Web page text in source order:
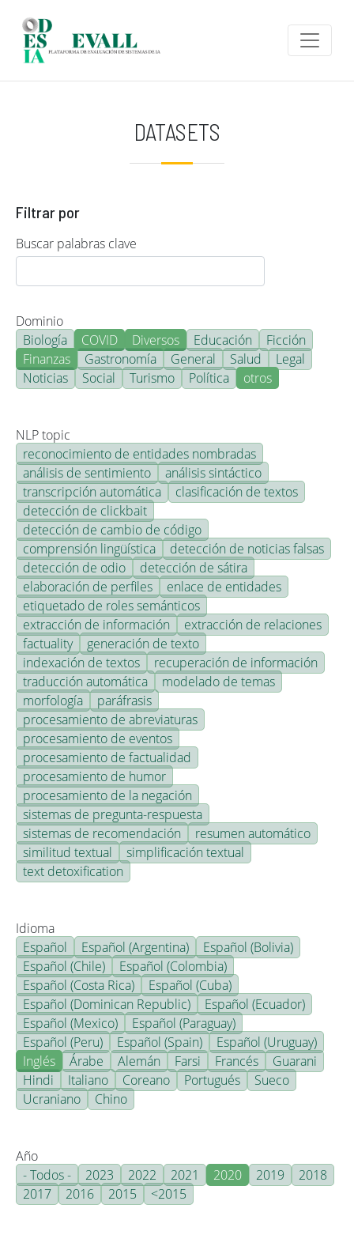
DATASETS
Filtrar por
Buscar palabras clave
Dominio
Biología
COVID Diversos Educación
Ficción
Finanzas
Gastronomía General Salud
Legal
Noticias
Social Turismo Política otros
NLP topic
reconocimiento de entidades nombradas
análisis de sentimiento
análisis sintáctico
transcripción automática
clasificación de textos
detección de clickbait
detección de cambio de código
comprensión lingüística
detección de noticias falsas
detección de odio
detección de sátira
elaboración de perfiles
enlace de entidades
etiquetado de roles semánticos
extracción de información
extracción de relaciones
factuality
generación de texto
indexación de textos
recuperación de información
traducción automática
modelado de temas
morfología
paráfrasis
procesamiento de abreviaturas
procesamiento de eventos
procesamiento de factualidad
procesamiento de humor
procesamiento de la negación
sistemas de pregunta-respuesta
sistemas de recomendación
resumen automático
similitud textual
simplificación textual
text detoxification
Idioma
Español
Español (Argentina)
Español (Bolivia)
Español (Chile)
Español (Colombia)
Español (Costa Rica)
Español (Cuba)
Español (Dominican Republic)
Español (Ecuador)
Español (Mexico)
Español (Paraguay)
Español (Peru)
Español (Spain)
Español (Uruguay)
Inglés
Árabe Alemán Farsi Francés
Guarani
Hindi
Italiano Coreano Portugués
Sueco
Ucraniano
Chino
Año
- Todos -
2023 2022 2021 2020 2019
2018
2017
2016 2015 <2015